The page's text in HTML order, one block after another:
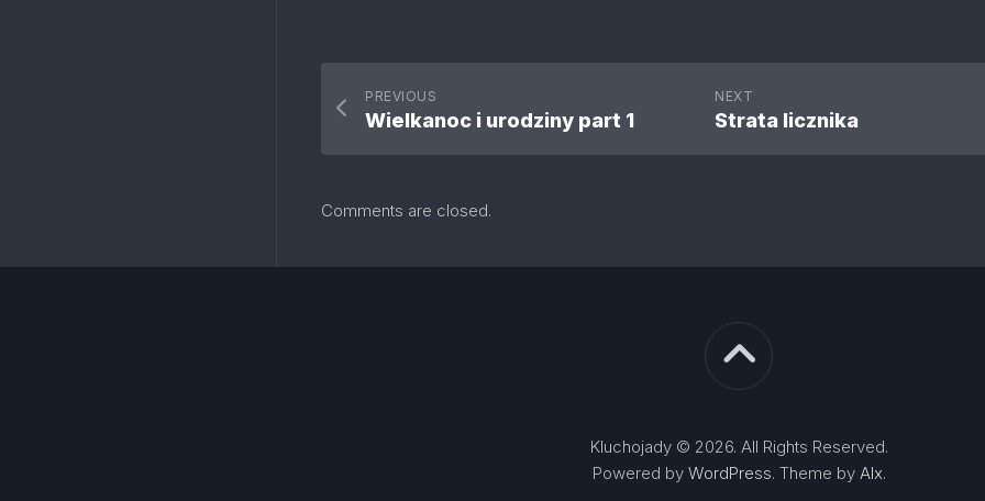
NEXT
Strata licznika
PREVIOUS
Wielkanoc i urodziny part 1
Comments are closed.
Kluchojady © 2026. All Rights Reserved.
Powered by WordPress. Theme by Alx.